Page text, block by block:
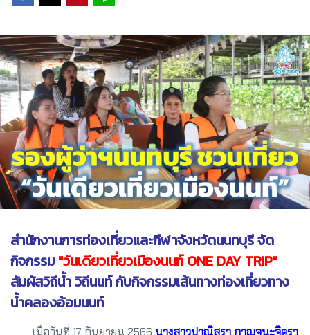
สำนักงานการท่องเที่ยวและกีฬาจังหวัดนนทบุรี จัด
กิจกรรม "วันเดียวเที่ยวเมืองนนท์ ONE DAY TRIP"
สัมผัสวิถีน้ำ วิถีนนท์ กับกิจกรรมเส้นทางท่องเที่ยวทาง
น้ำคลองอ้อมนนท์
เมื่อวันที่ 17 กันยายน 2566 นางสาวปาณิสรา กาญจนะจิตรา